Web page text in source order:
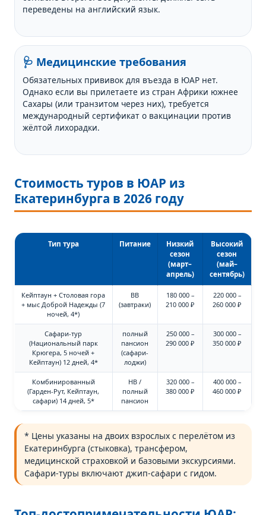
переведены на английский язык.
🩺 Медицинские требования
Обязательных прививок для въезда в ЮАР нет.
Однако если вы прилетаете из стран Африки южнее
Сахары (или транзитом через них), требуется
международный сертификат о вакцинации против
жёлтой лихорадки.
Стоимость туров в ЮАР из
Екатеринбурга в 2026 году
Тип тура Питание
Низкий
сезон
(март–
апрель)
Высокий
сезон
(май–
сентябрь)
Кейптаун + Столовая гора
+ мыс Доброй Надежды (7
ночей, 4*)
BB
(завтраки)
180 000 –
210 000 ₽
220 000 –
260 000 ₽
Сафари-тур
(Национальный парк
Крюгера, 5 ночей +
Кейптаун) 12 дней, 4*
полный
пансион
(сафари-
лоджи)
250 000 –
290 000 ₽
300 000 –
350 000 ₽
Комбинированный
(Гарден-Рут, Кейптаун,
сафари) 14 дней, 5*
HB /
полный
пансион
320 000 –
380 000 ₽
400 000 –
460 000 ₽
* Цены указаны на двоих взрослых с перелётом из
Екатеринбурга (стыковка), трансфером,
медицинской страховкой и базовыми экскурсиями.
Сафари-туры включают джип-сафари с гидом.